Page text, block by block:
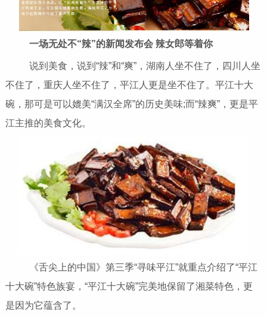
一场无处不“辣”的新闻发布会 辣女郎等着你
说到美食，说到“辣”和“爽”，湖南人坐不住了，四川人坐
不住了，重庆人坐不住了，平江人更是坐不住了。平江十大
碗，那可是可以媲美“满汉全席”的历史美味;而“辣爽”，更是平
江主推的美食文化。
《舌尖上的中国》第三季“寻味平江”就重点介绍了“平江
十大碗”特色族宴，“平江十大碗”完美地保留了湘菜特色，更
是因为它蕴含了。